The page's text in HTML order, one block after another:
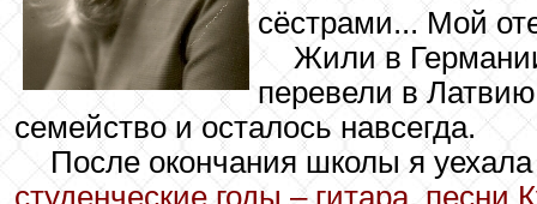
сёстрами... Мой
Жили в
перевели в Латвию
семейство и осталось навсегда.
После окончания школы я
студенческие годы – гитара,